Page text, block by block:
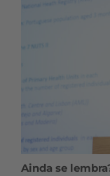
Ainda se